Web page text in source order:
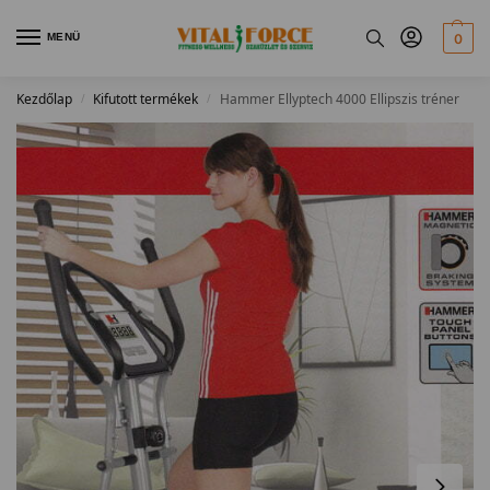
MENÜ 0
Kezdőlap / Kifutott termékek / Hammer Ellyptech 4000 Ellipszis tréner